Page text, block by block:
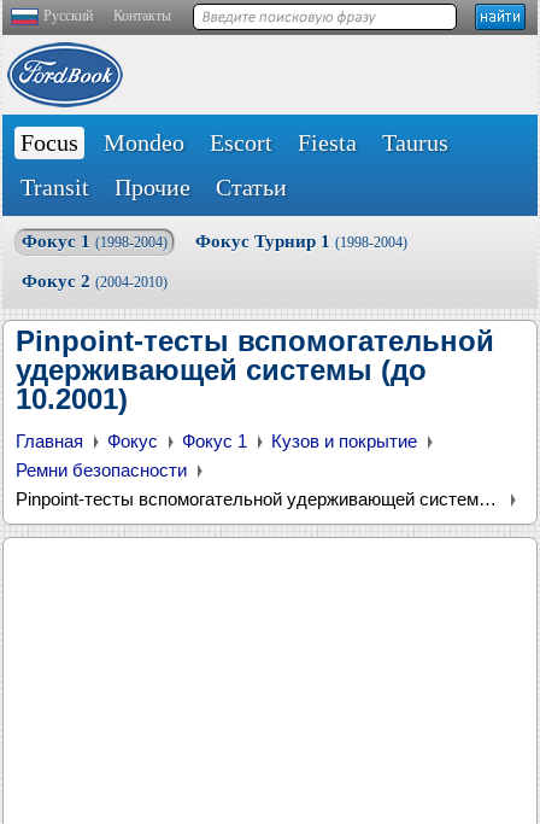
Русский Контакты
Focus Mondeo Escort Fiesta
Taurus
Transit
Прочие Статьи
Фокус 1 (1998-2004) Фокус Турнир 1 (1998-2004)
Фокус 2 (2004-2010)
Pinpoint-тесты вспомогательной
удерживающей системы (до
10.2001)
Главная Фокус Фокус 1
Кузов и покрытие
Ремни безопасности
Pinpoint-тесты вспомогательной удерживающей системы (до 10.2001)